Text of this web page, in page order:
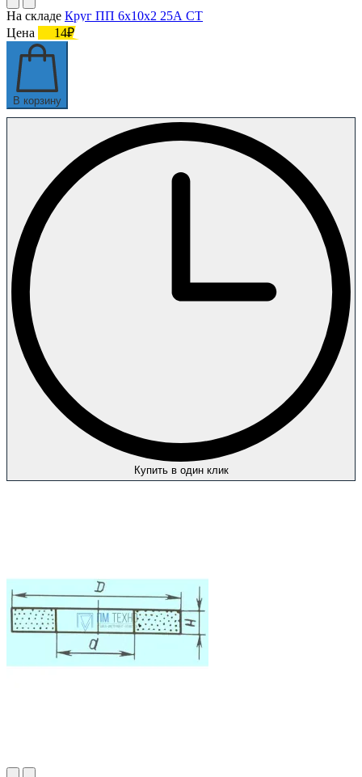
На складе Круг ПП 6х10х2 25А СТ
Цена
14₽
В корзину
Купить в один клик